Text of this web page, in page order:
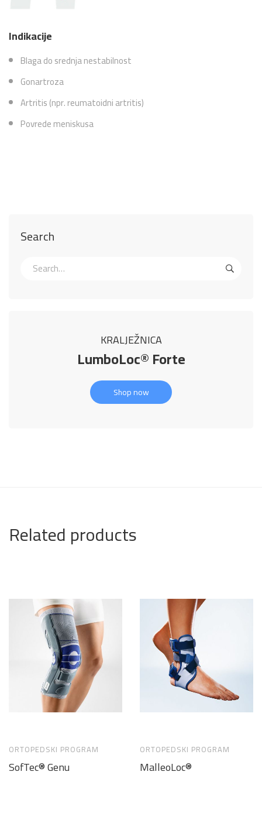
Search
KRALJEŽNICA
LumboLoc® Forte
Shop now
Indikacije
Blaga do srednja nestabilnost
Gonartroza
Artritis (npr. reumatoidni artritis)
Povrede meniskusa
Related products
ORTOPEDSKI PROGRAM
SofTec® Genu
ORTOPEDSKI PROGRAM
MalleoLoc®